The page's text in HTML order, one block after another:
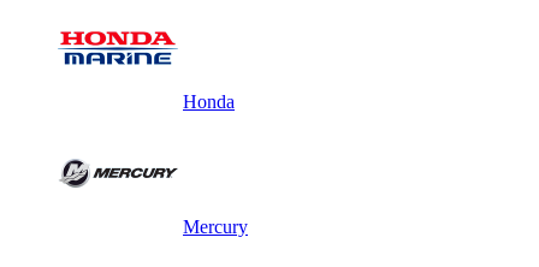
Honda
Mercury